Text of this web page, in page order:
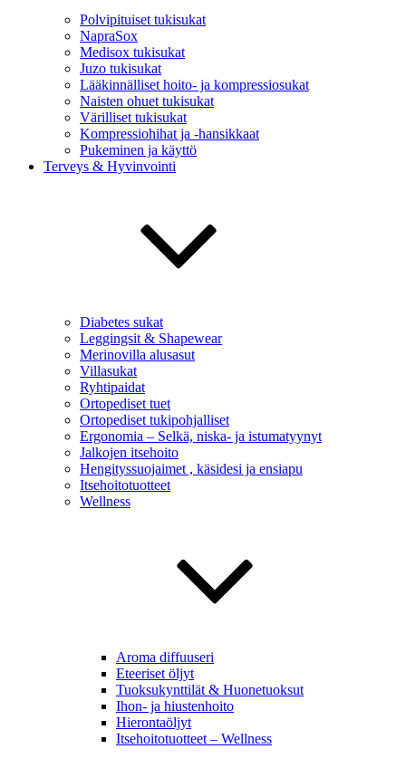
Polvipituiset tukisukat
NapraSox
Medisox tukisukat
Juzo tukisukat
Lääkinnälliset hoito- ja kompressiosukat
Naisten ohuet tukisukat
Värilliset tukisukat
Kompressiohihat ja -hansikkaat
Pukeminen ja käyttö
Terveys & Hyvinvointi
Diabetes sukat
Leggingsit & Shapewear
Merinovilla alusasut
Villasukat
Ryhtipaidat
Ortopediset tuet
Ortopediset tukipohjalliset
Ergonomia – Selkä, niska- ja istumatyynyt
Jalkojen itsehoito
Hengityssuojaimet , käsidesi ja ensiapu
Itsehoitotuotteet
Wellness
Aroma diffuuseri
Eteeriset öljyt
Tuoksukynttilät & Huonetuoksut
Ihon- ja hiustenhoito
Hierontaöljyt
Itsehoitotuotteet – Wellness